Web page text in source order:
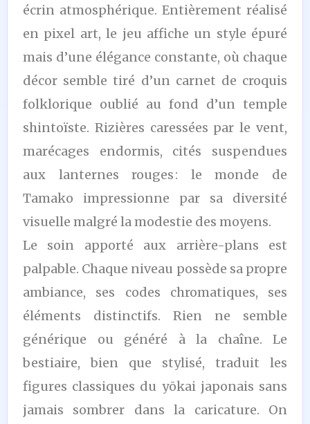
écrin atmosphérique. Entièrement réalisé
en pixel art, le jeu affiche un style épuré
mais d’une élégance constante, où chaque
décor semble tiré d’un carnet de croquis
folklorique oublié au fond d’un temple
shintoïste. Rizières caressées par le vent,
marécages endormis, cités suspendues
aux lanternes rouges : le monde de
Tamako impressionne par sa diversité
visuelle malgré la modestie des moyens.
Le soin apporté aux arrière-plans est
palpable. Chaque niveau possède sa propre
ambiance, ses codes chromatiques, ses
éléments distinctifs. Rien ne semble
générique ou généré à la chaîne. Le
bestiaire, bien que stylisé, traduit les
figures classiques du yōkai japonais sans
jamais sombrer dans la caricature. On